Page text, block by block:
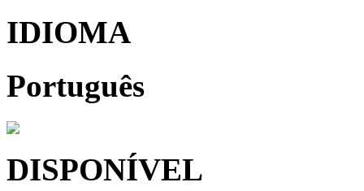
IDIOMA
Português
DISPONÍVEL